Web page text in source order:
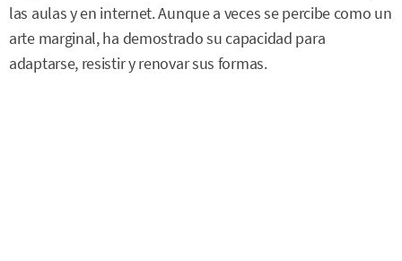
las aulas y en internet. Aunque a veces se percibe como un
arte marginal, ha demostrado su capacidad para
adaptarse, resistir y renovar sus formas.